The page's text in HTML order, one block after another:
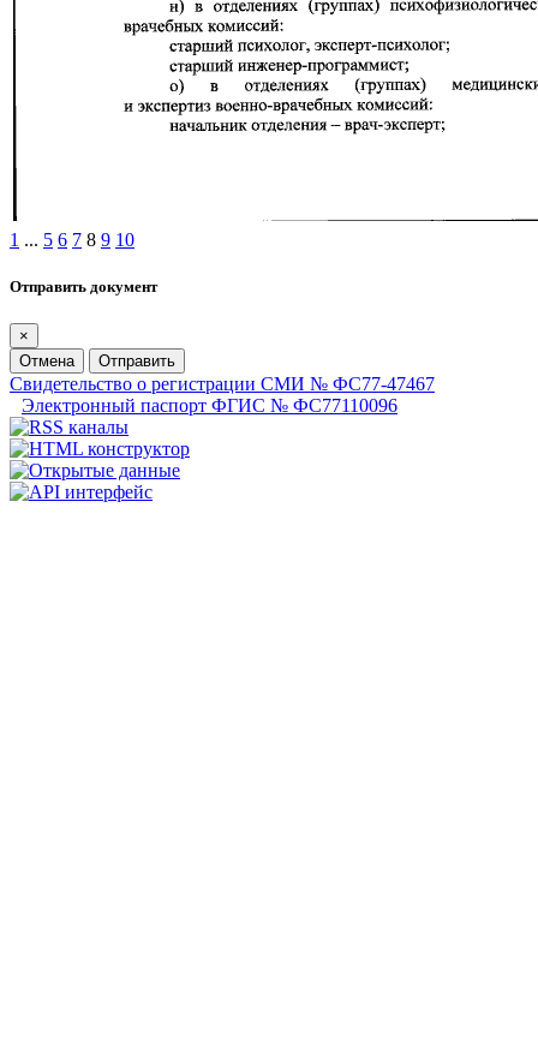
1 ... 5 6 7 8 9 10
Отправить документ
×
Отмена
Отправить
Свидетельство о регистрации СМИ № ФС77-47467
Электронный паспорт ФГИС № ФС77110096